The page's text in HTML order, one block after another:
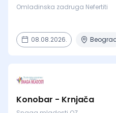
Omladinska zadruga Nefertiti
08.08.2026.
Konobar - Krnjača